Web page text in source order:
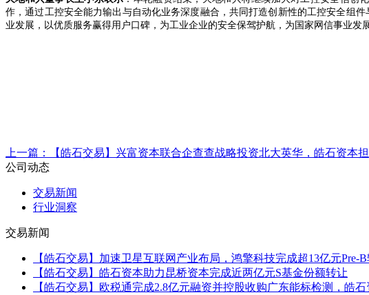
作，通过工控安全能力输出与自动化业务深度融合，共同打造创新性的工控安全组
业发展，以优质服务赢得用户口碑，为工业企业的安全保驾护航，为国家网信事业发
上一篇： 【皓石交易】兴富资本联合企查查战略投资北大英华，皓石资本
公司动态
交易新闻
行业洞察
交易新闻
【皓石交易】加速卫星互联网产业布局，鸿擎科技完成超13亿元Pre-
【皓石交易】皓石资本助力昆桥资本完成近两亿元S基金份额转让
【皓石交易】欧税通完成2.8亿元融资并控股收购广东能标检测，皓